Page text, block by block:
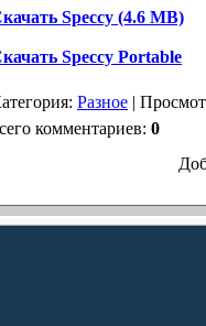
Speccy (4.6 MB)
Speccy Portable
: Разное |
комментариев: 0